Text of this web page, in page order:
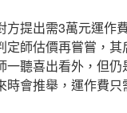
方提出需3萬元運作
定師估價再嘗嘗，
一聽喜出看外，但
時會推舉，運作費